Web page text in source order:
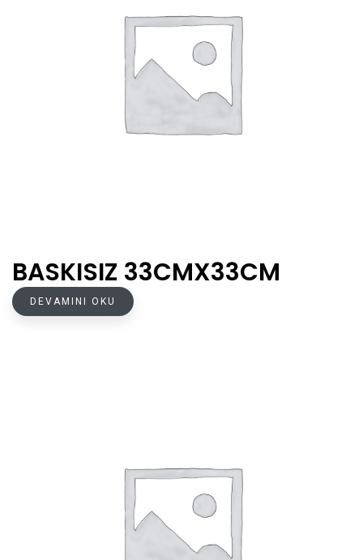
BASKISIZ 33CMX33CM
DEVAMINI OKU